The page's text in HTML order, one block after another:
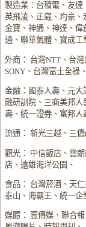
製造業：台積電、友
英飛凌、正崴、均豪
金寶、神通、神達、
通、聯華氣體、寶成工
外商： 台灣NTT、台
SONY、台灣富士全祿、
金融：國泰人壽、元
融研訓院、三商美邦
壽、統一證券、富邦人
流通： 新光三越、三
觀光： 中信飯店、雲
店、遠雄海洋公園、
食品： 台灣菸酒、天
泰山、海霸王、統一企
媒體： 壹傳媒、聯合